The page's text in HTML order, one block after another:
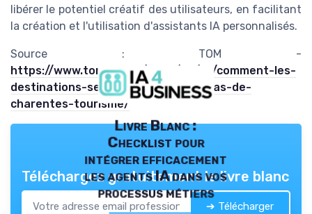
libérer le potentiel créatif des utilisateurs, en facilitant
la création et l'utilisation d'assistants IA personnalisés.
Source : TOM -
https://www.tom.travel/2025/02/19/comment-les-
destinations-semparent-de-lia-le-cas-de-
charentes-tourisme/
Livre Blanc :
Checklist pour
intégrer efficacement
les agents IA dans vos
processus métiers
Téléchargez gratuitement le livre blanc
➔ Télécharger